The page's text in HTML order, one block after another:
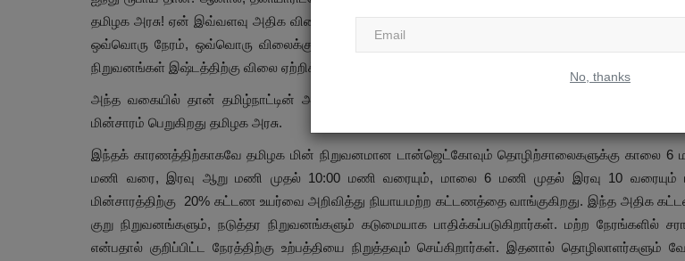
No, thanks
தமிழக அரசு! ஏன் இவ்வளவு அதிக விலைக்கு வாங்க வேண்டும்..? ஆறு ரூபாய் கூட ஏற்கலாம். ஆனால்,
ஒவ்வொரு நேரம், ஒவ்வொரு விலைக்கு ஏன் வாங்க வேண்டும் என்றால், டிமாண்டைப் பொறுத்து தனியார்
நிறுவனங்கள் இஷ்டத்திற்கு விலை ஏற்றிக் கொள்ள மத்திய அரசின் சட்டம் இடம் கொடுக்கிறது.
அந்த வகையில் தான் தமிழ்நாட்டின் அதானியின் மின் உற்பத்தி நிலையங்களில் இருந்து மிக அதிக
மின்சாரம் பெறுகிறது தமிழக அரசு.
இந்தக் காரணத்திற்காகவே தமிழக மின் நிறுவனமான டான்ஜெட்கோவும் தொழிற்சாலைகளுக்கு காலை 6
மணி வரை, இரவு ஆறு மணி முதல் 10:00 மணி வரையும், மாலை 6 மணி முதல் இரவு 10 வரையும்
மின்சாரத்திற்கு 20% கட்டண உயர்வை அறிவித்து நியாயமற்ற கட்டணத்தை வாங்குகிறது. இந்த அதிக
குறு நிறுவனங்களும், நடுத்தர நிறுவனங்களும் கடுமையாக பாதிக்கப்படுகிறார்கள். மற்ற நேரங்களில்
என்பதால் குறிப்பிட்ட நேரத்திற்கு உற்பத்தியை நிறுத்தவும் செய்கிறார்கள். இதனால் தொழிலாளர்களும்